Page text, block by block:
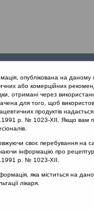
інфекцій ЛОР
лімфоїдного
опублікована на
або комерційних
отримані через
для того, щоб
продуктів
р. № 1023-XII. Якщо вам
своє перебування на
інформацію про
р. № 1023-XII.
яка міститься на
лікаря.